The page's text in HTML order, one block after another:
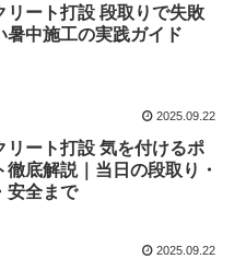
リート打設 段取りで失敗
暑中施工の実践ガイド
2025.09.22
リート打設 気を付けるポ
徹底解説｜当日の段取り・
安全まで
2025.09.22